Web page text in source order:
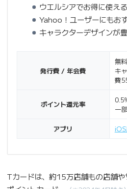
ウエルシアでお得に使える
Yahoo！ユーザーにもお
キャラクターデザインが
発行費 / 年会費
無料
キ
費
ポイント還元率
0.5
一
アプリ
Tカードは、約15万店舗もの店舗